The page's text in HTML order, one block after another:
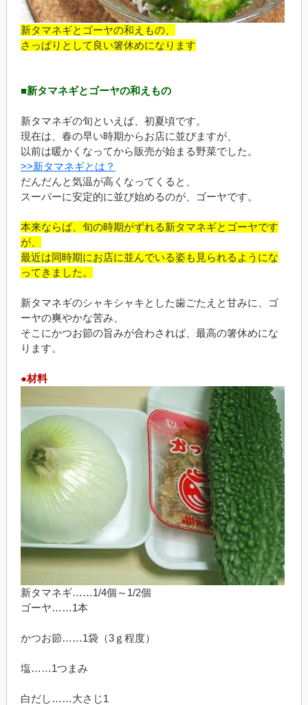
新タマネギとゴーヤの和えもの、
さっぱりとして良い箸休めになります
■新タマネギとゴーヤの和えもの
新タマネギの旬といえば、初夏頃です。
現在は、春の早い時期からお店に並びますが、
以前は暖かくなってから販売が始まる野菜でした。
>>新タマネギとは？
だんだんと気温が高くなってくると、
スーパーに安定的に並び始めるのが、ゴーヤです。
本来ならば、旬の時期がずれる新タマネギとゴーヤです
が、
最近は同時期にお店に並んでいる姿も見られるようにな
ってきました。
新タマネギのシャキシャキとした歯ごたえと甘みに、ゴ
ーヤの爽やかな苦み、
そこにかつお節の旨みが合わされば、最高の箸休めにな
ります。
●材料
新タマネギ……1/4個～1/2個
ゴーヤ……1本
かつお節……1袋（3ｇ程度）
塩……1つまみ
白だし……大さじ1